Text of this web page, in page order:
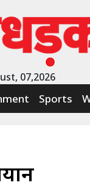
07,2026
Sports